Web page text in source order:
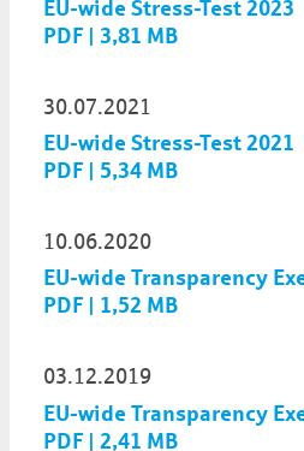
EU-wide Stress-Test 2023
PDF | 3,81 MB
30.07.2021
EU-wide Stress-Test 2021
PDF | 5,34 MB
10.06.2020
EU-wide Transparency
PDF | 1,52 MB
03.12.2019
EU-wide Transparency
PDF | 2,41 MB